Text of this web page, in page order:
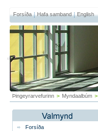
Forsíða Hafa samband English
Þingeyrarvefurinn > Myndaalbúm >
Forsíða